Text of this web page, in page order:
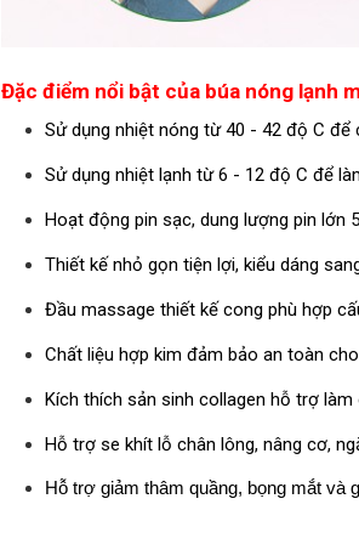
Đặc điểm nổi bật của búa nóng lạnh
Sử dụng nhiệt nóng từ 40 - 42 độ C để
Sử dụng nhiệt lạnh từ6 - 12 độ C để
Hoạt động pin sạc, dung lượng pin lớn
Thiết kế nhỏ gọn tiện lợi, kiểu dáng
Đầu massage thiết kế cong phù hợp
Chất liệu hợp kim đảm bảo an toàn
Kích thích sản sinh collagen hỗ trợ làm
Hỗ trợ se khít lỗ chân lông, nâng cơ,
Hỗ trợ giảm thâm quầng, bọng mắt và